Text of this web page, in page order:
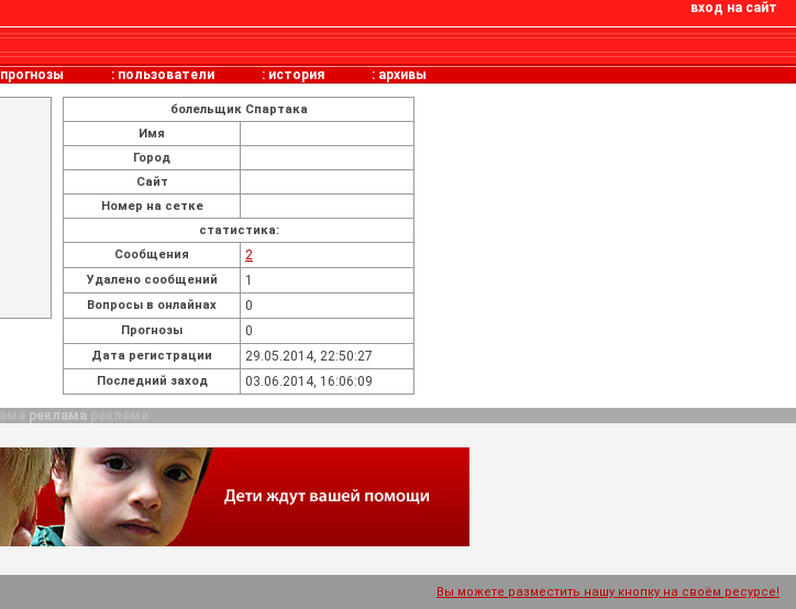
вход на сайт
прогнозы : пользователи : история : архивы
болельщик Спартака
Имя
Город
Сайт
Номер на сетке
статистика:
Cообщения
2
Удалено сообщений 1
Вопросы в онлайнах 0
Прогнозы 0
Дата регистрации 29.05.2014, 22:50:27
Последний заход 03.06.2014, 16:06:09
реклама
Вы можете разместить нашу кнопку на своём ресурсе!